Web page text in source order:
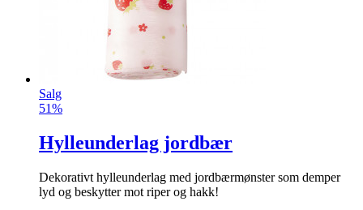
Salg
51%
Hylleunderlag jordbær
Dekorativt hylleunderlag med jordbærmønster som demper
lyd og beskytter mot riper og hakk!